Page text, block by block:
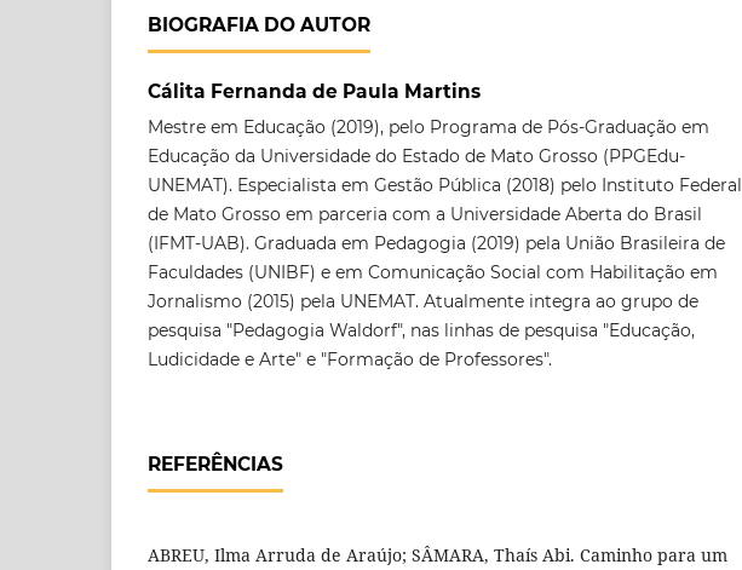
BIOGRAFIA DO AUTOR
Cálita Fernanda de Paula Martins
Mestre em Educação (2019), pelo Programa de Pós-Graduação em
Educação da Universidade do Estado de Mato Grosso (PPGEdu-
UNEMAT). Especialista em Gestão Pública (2018) pelo Instituto Federal
de Mato Grosso em parceria com a Universidade Aberta do Brasil
(IFMT-UAB). Graduada em Pedagogia (2019) pela União Brasileira de
Faculdades (UNIBF) e em Comunicação Social com Habilitação em
Jornalismo (2015) pela UNEMAT. Atualmente integra ao grupo de
pesquisa "Pedagogia Waldorf", nas linhas de pesquisa "Educação,
Ludicidade e Arte" e "Formação de Professores".
REFERÊNCIAS
ABREU, Ilma Arruda de Araújo; SÂMARA, Thaís Abi. Caminho para um